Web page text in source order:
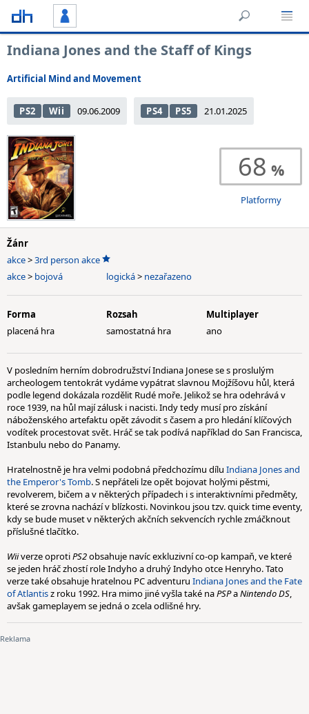
Indiana Jones and the Staff of Kings
Artificial Mind and Movement
PS2 Wii 09.06.2009 PS4 PS5 21.01.2025
68
Platformy
Žánr
akce>3rd person akce
akce> bojová logická> nezařazeno
Forma
placená hra
Rozsah
samostatná hra
Multiplayer
ano
V posledním herním dobrodružství Indiana Jonese se s proslulým
archeologem tentokrát vydáme vypátrat slavnou Mojžíšovu hůl, která
podle legend dokázala rozdělit Rudé moře. Jelikož se hra odehrává v
roce 1939, na hůl mají zálusk i nacisti. Indy tedy musí pro získání
náboženského artefaktu opět závodit s časem a pro hledání klíčových
vodítek procestovat svět. Hráč se tak podívá například do San Francisca,
Istanbulu nebo do Panamy.
Hratelnostně je hra velmi podobná předchozímu dílu Indiana Jones and
the Emperor's Tomb. S nepřáteli lze opět bojovat holými pěstmi,
revolverem, bičem a v některých případech i s interaktivními předměty,
které se zrovna nachází v blízkosti. Novinkou jsou tzv. quick time eventy,
kdy se bude muset v některých akčních sekvencích rychle zmáčknout
příslušné tlačítko.
Wiiverze oprotiPS2obsahuje navíc exkluzivní co-op kampaň, ve které
se jeden hráč zhostí role Indyho a druhý Indyho otce Henryho. Tato
verze také obsahuje hratelnou PC adventuru Indiana Jones and the Fate
of Atlantisz roku 1992. Hra mimo jiné vyšla také naPSPaNintendo DS,
avšak gameplayem se jedná o zcela odlišné hry.